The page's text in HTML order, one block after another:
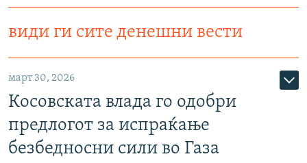
види ги сите денешни вести
март 30, 2026
Косовската влада го одобри
предлогот за испраќање
безбедносни сили во Газа